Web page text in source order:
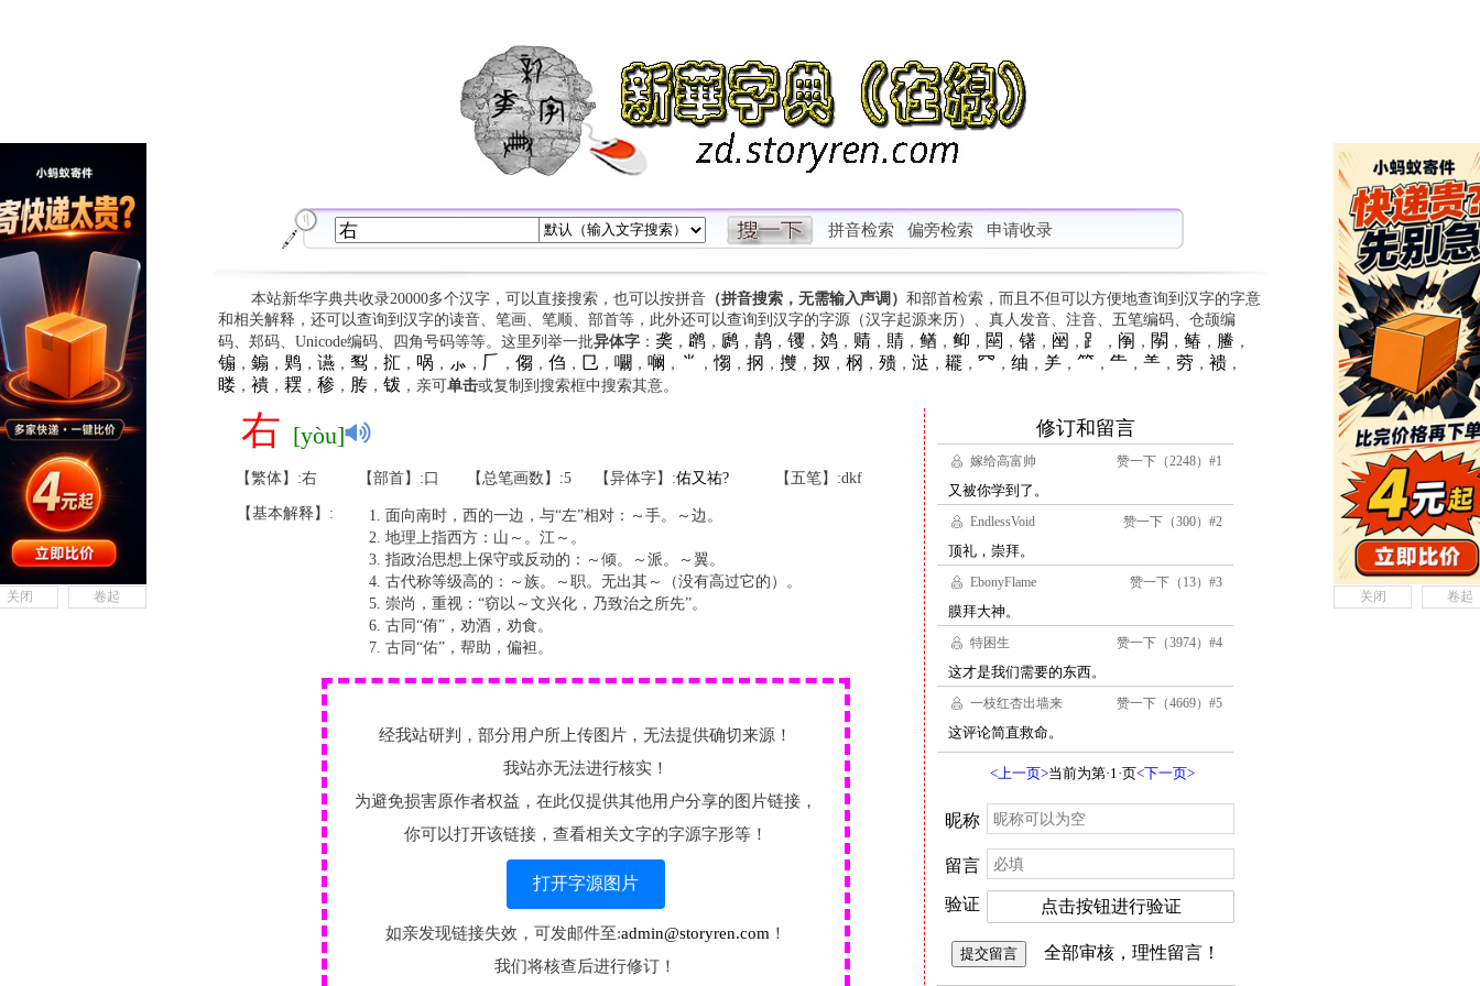
拼音检索 偏旁检索 申请收录
本站新华字典共收录20000多个汉字，可以直接搜索，也可以按拼音（拼音搜索，无需输入声调） 和部首检索，而且不但可以方便地查询到汉字的字意
和相关解释，还可以查询到汉字的读音、笔画、笔顺、部首等，此外还可以查询到汉字的字源（汉字起源来历）、真人发音、注音、五笔编码、仓颉编
码、郑码、Unicode编码、四角号码等等。这里列举一批异体字： 䶮 ， 䴙， 䴘， 䴖， 䦆， 䴔， 䞍， 䝼， 䲡 ， 䲟 ， 䦟 ， 䦃， 䦷 ， ⻊ ， 䦶 ， 䦛 ， 䲠 ， 䲢 ，
䦂 ， 䥇 ， 䴗， 䜩， 䴕， 㧟 ， 㖞 ， ⺗ ， 𠂆 ， 㑳 ， 㑇 ， 㔾 ， 㘚 ， 㘎 ， ⺌ ， 㥮 ， 㧏 ， 㩳， 㧐 ， 㭎 ， 㱮， 㳠 ， 䎱 ， ⺳ ， 䌷 ， ⺶， ⺮ ， ⺧， ⺷， 䓖， 䙌，
䁖， 䙡， 䎬 ， 䅟， 䏝， 䥽，亲可单击或复制到搜索框中搜索其意。
右 [yòu]
【繁体】:右 【部首】:口 【总笔画数】:5 【异体字】:佑又祐? 【五笔】:dkf
【基本解释】:
面向南时，西的一边，与“左”相对：～手。～边。
地理上指西方：山～。江～。
指政治思想上保守或反动的：～倾。～派。～翼。
古代称等级高的：～族。～职。无出其～（没有高过它的）。
崇尚，重视：“窃以～文兴化，乃致治之所先”。
古同“侑”，劝酒，劝食。
古同“佑”，帮助，偏袒。
经我站研判，部分用户所上传图片，无法提供确切来源！
我站亦无法进行核实！
为避免损害原作者权益，在此仅提供其他用户分享的图片链接，
你可以打开该链接，查看相关文字的字源字形等！
打开字源图片
如亲发现链接失效，可发邮件至:admin@storyren.com ！
我们将核查后进行修订！
关闭 卷起 关闭 卷起